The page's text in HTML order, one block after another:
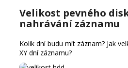
Velikost pevného
nahrávání záznamu
Kolik dní budu mít záznam? Jak
XY dní záznamu?